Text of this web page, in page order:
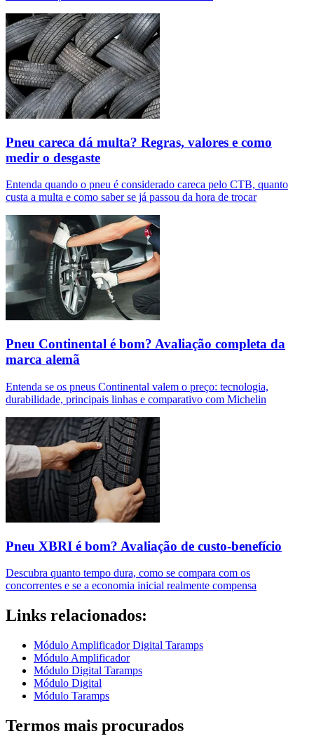
Pneu careca dá multa? Regras, valores e como
medir o desgaste
Entenda quando o pneu é considerado careca pelo CTB, quanto
custa a multa e como saber se já passou da hora de trocar
Pneu Continental é bom? Avaliação completa da
marca alemã
Entenda se os pneus Continental valem o preço: tecnologia,
durabilidade, principais linhas e comparativo com Michelin
Pneu XBRI é bom? Avaliação de custo-benefício
Descubra quanto tempo dura, como se compara com os
concorrentes e se a economia inicial realmente compensa
Links relacionados:
Módulo Amplificador Digital Taramps
Módulo Amplificador
Módulo Digital Taramps
Módulo Digital
Módulo Taramps
Termos mais procurados